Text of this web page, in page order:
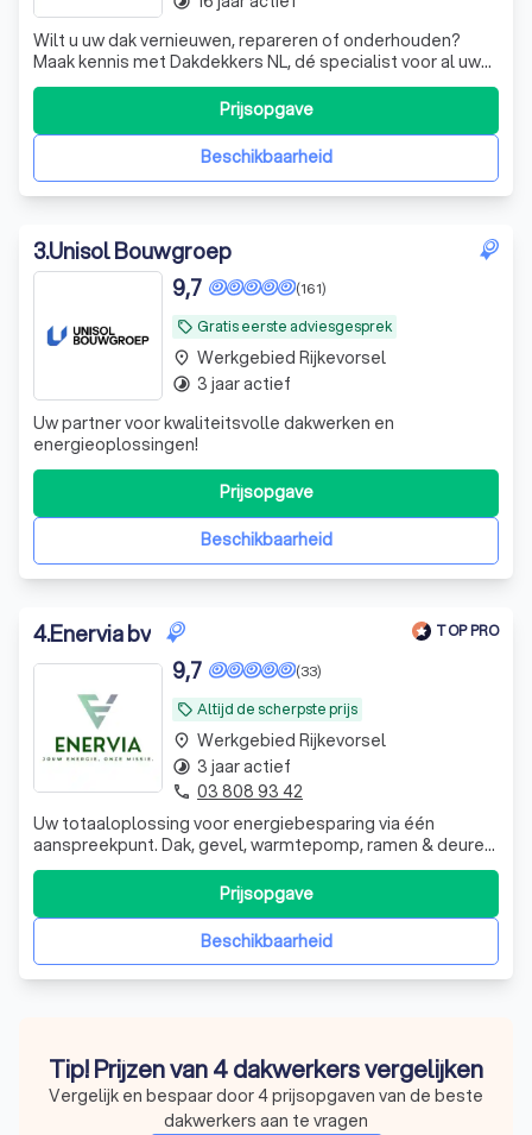
Wilt u uw dak vernieuwen, repareren of onderhouden?
Maak kennis met Dakdekkers NL, dé specialist voor al uw
dakwerken! Met ervaring en vakmanschap zorgen wij
ervoor dat uw dak weer jarenlang meegaat. en ook
duurzaam zijn waar mogelijk. 🏠🔨 Grote of kleine klussen?
Wij staan voor u klaar! Van brandw
Beschikbaarheid
Prijsopgave
3.Unisol Bouwgroep
local_offer Gratis eerste adviesgesprek
(161)
9,7
Uw partner voor kwaliteitsvolle dakwerken en
energieoplossingen!
Beschikbaarheid
Prijsopgave
place Werkgebied Rijkevorsel
timelapse 3 jaar actief
4.Enervia bv TOP PRO
local_offer Altijd de scherpste prijs
(33)
9,7
Uw totaaloplossing voor energiebesparing via één
aanspreekpunt. Dak, gevel, warmtepomp, ramen & deuren,
zonnepanelen en meer - wij regelen alles van A tot Z.
Beschikbaarheid
Prijsopgave
place Werkgebied Rijkevorsel
timelapse 3 jaar actief
phone 03 808 93 42
Tip! Prijzen van 4 dakwerkers vergelijken
Vergelijk en bespaar door 4 prijsopgaven van de beste
dakwerkers aan te vragen